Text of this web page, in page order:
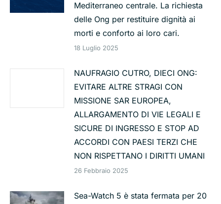
Mediterraneo centrale. La richiesta
delle Ong per restituire dignità ai
morti e conforto ai loro cari.
18 Luglio 2025
NAUFRAGIO CUTRO, DIECI ONG:
EVITARE ALTRE STRAGI CON
MISSIONE SAR EUROPEA,
ALLARGAMENTO DI VIE LEGALI E
SICURE DI INGRESSO E STOP AD
ACCORDI CON PAESI TERZI CHE
NON RISPETTANO I DIRITTI UMANI
26 Febbraio 2025
Sea-Watch 5 è stata fermata per 20